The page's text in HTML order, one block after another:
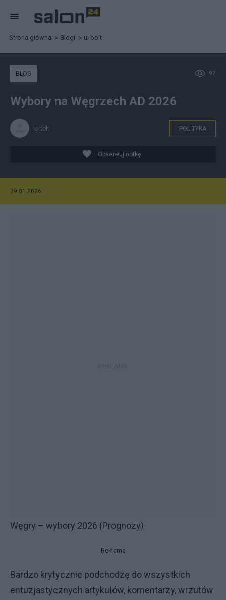
Strona główna Blogi u-bolt
97
BLOG
Wybory na Węgrzech AD 2026
u-bolt POLITYKA
Obserwuj notkę
29.01.2026
Węgry – wybory 2026 (Prognozy)
Reklama
Bardzo krytycznie podchodzę do wszystkich
entuzjastycznych artykułów, komentarzy, wrzutów